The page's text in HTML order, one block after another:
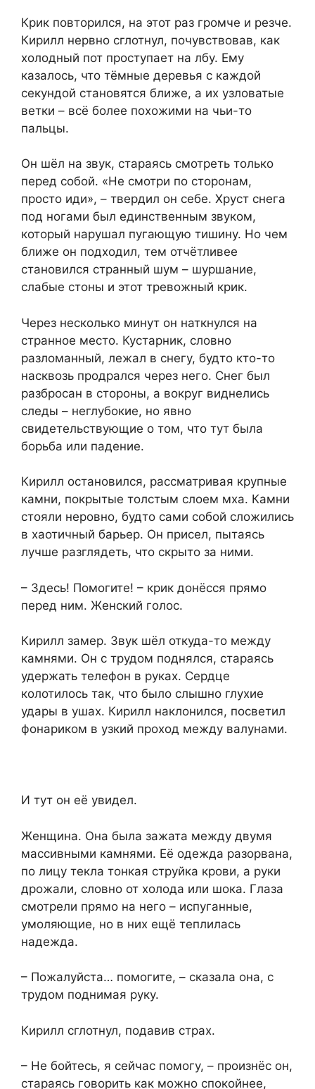
Крик повторился, на этот раз громче и резче.
Кирилл нервно сглотнул, почувствовав, как
холодный пот проступает на лбу. Ему
казалось, что тёмные деревья с каждой
секундой становятся ближе, а их узловатые
ветки – всё более похожими на чьи-то
пальцы.
Он шёл на звук, стараясь смотреть только
перед собой. «Не смотри по сторонам,
просто иди», – твердил он себе. Хруст снега
под ногами был единственным звуком,
который нарушал пугающую тишину. Но чем
ближе он подходил, тем отчётливее
становился странный шум – шуршание,
слабые стоны и этот тревожный крик.
Через несколько минут он наткнулся на
странное место. Кустарник, словно
разломанный, лежал в снегу, будто кто-то
насквозь продрался через него. Снег был
разбросан в стороны, а вокруг виднелись
следы – неглубокие, но явно
свидетельствующие о том, что тут была
борьба или падение.
Кирилл остановился, рассматривая крупные
камни, покрытые толстым слоем мха. Камни
стояли неровно, будто сами собой сложились
в хаотичный барьер. Он присел, пытаясь
лучше разглядеть, что скрыто за ними.
– Здесь! Помогите! – крик донёсся прямо
перед ним. Женский голос.
Кирилл замер. Звук шёл откуда-то между
камнями. Он с трудом поднялся, стараясь
удержать телефон в руках. Сердце
колотилось так, что было слышно глухие
удары в ушах. Кирилл наклонился, посветил
фонариком в узкий проход между валунами.
И тут он её увидел.
Женщина. Она была зажата между двумя
массивными камнями. Её одежда разорвана,
по лицу текла тонкая струйка крови, а руки
дрожали, словно от холода или шока. Глаза
смотрели прямо на него – испуганные,
умоляющие, но в них ещё теплилась
надежда.
– Пожалуйста… помогите, – сказала она, с
трудом поднимая руку.
Кирилл сглотнул, подавив страх.
– Не бойтесь, я сейчас помогу, – произнёс он,
стараясь говорить как можно спокойнее,